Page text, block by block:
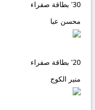
30' بطاقة صفراء
محسن عبا
20' بطاقة صفراء
منير الكوج